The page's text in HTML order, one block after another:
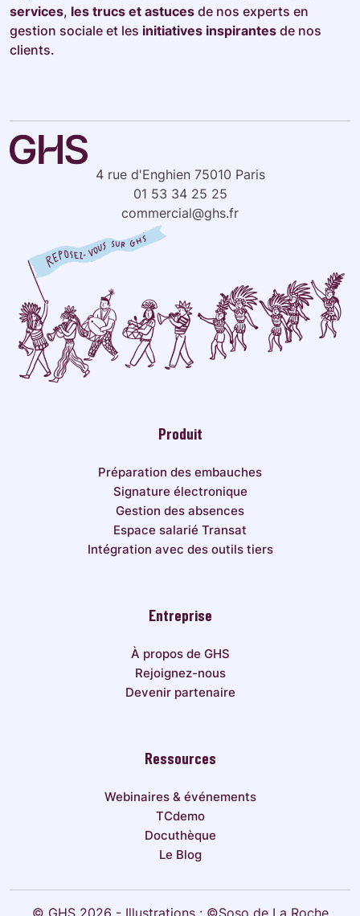
services, les trucs et astuces de nos experts en
gestion sociale et les initiatives inspirantes de nos
clients.
4 rue d'Enghien 75010 Paris
01 53 34 25 25
commercial@ghs.fr
Produit
Préparation des embauches
Signature électronique
Gestion des absences
Espace salarié Transat
Intégration avec des outils tiers
Entreprise
À propos de GHS
Rejoignez-nous
Devenir partenaire
Ressources
Webinaires & événements
TCdemo
Docuthèque
Le Blog
© GHS 2026 - Illustrations : ©Soso de La Roche